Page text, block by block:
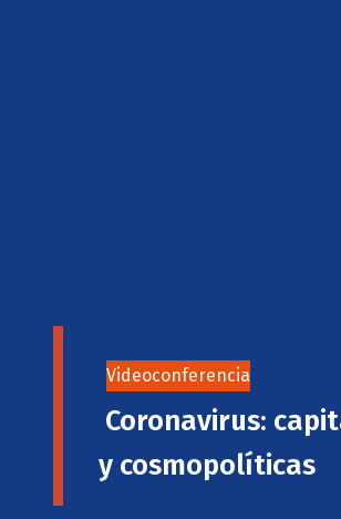
Videoconferencia
Coronavirus:
y cosmopolíticas